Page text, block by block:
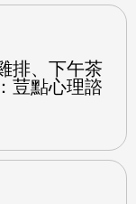
排、下午茶
荳點心理諮